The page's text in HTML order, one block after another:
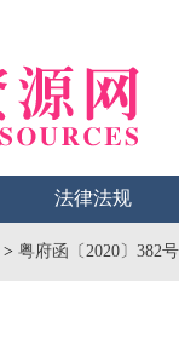
法律法规
> 粤府函〔2020〕382